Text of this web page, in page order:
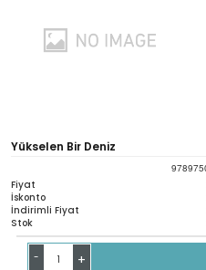
Yükselen Bir Deniz
Fiyat
İskonto
İndirimli Fiyat
Stok
- +